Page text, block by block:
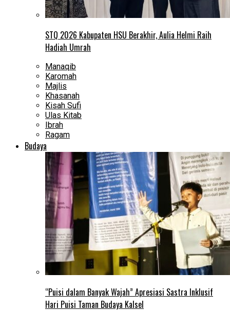
STQ 2026 Kabupaten HSU Berakhir, Aulia Helmi Raih
Hadiah Umrah
Manaqib
Karomah
Majlis
Khasanah
Kisah Sufi
Ulas Kitab
Ibrah
Ragam
Budaya
“Puisi dalam Banyak Wajah” Apresiasi Sastra Inklusif
Hari Puisi Taman Budaya Kalsel